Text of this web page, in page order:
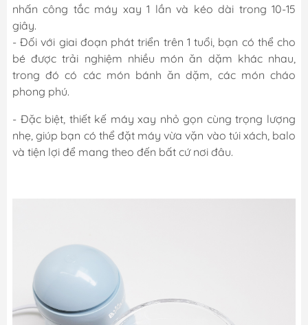
nhấn công tắc máy xay 1 lần và kéo dài trong 10-15
giây.
- Đối với giai đoạn phát triển trên 1 tuổi, bạn có thể cho
bé được trải nghiệm nhiều món ăn dặm khác nhau,
trong đó có các món bánh ăn dặm, các món cháo
phong phú.
- Đặc biệt, thiết kế máy xay nhỏ gọn cùng trọng lượng
nhẹ, giúp bạn có thể đặt máy vừa vặn vào túi xách, balo
và tiện lợi để mang theo đến bất cứ nơi đâu.